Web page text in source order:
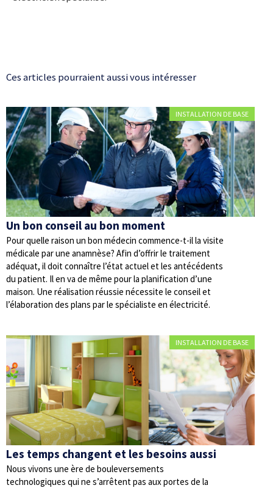
Ces articles pourraient aussi vous intéresser
INSTALLATION DE BASE
Un bon conseil au bon moment
Pour quelle raison un bon médecin commence-t-il la visite
médicale par une anamnèse? Afin d’offrir le traitement
adéquat, il doit connaître l’état actuel et les antécédents
du patient. Il en va de même pour la planification d’une
maison. Une réalisation réussie nécessite le conseil et
l’élaboration des plans par le spécialiste en électricité.
INSTALLATION DE BASE
Les temps changent et les besoins aussi
Nous vivons une ère de bouleversements
technologiques qui ne s’arrêtent pas aux portes de la